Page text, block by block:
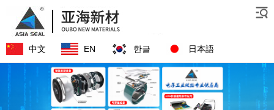
中文 EN 한글 日本語